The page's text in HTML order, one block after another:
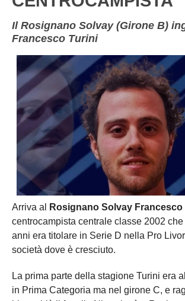
Il Rosignano Solvay (Girone B)
Francesco Turini
Arriva al Rosignano Solvay Francesco
centrocampista centrale classe 2002
anni era titolare in Serie D nella Pro
società dove è cresciuto.
La prima parte della stagione Turini era
in Prima Categoria ma nel girone C, e